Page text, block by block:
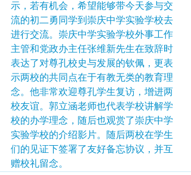
示，若有机会，希望能够带今天参与交
流的初二勇同学到崇庆中学实验学校去
进行交流。崇庆中学实验学校外事工作
主管和党政办主任张维新先生在致辞时
表达了对尊孔校史与发展的钦佩，更表
示两校的共同点在于有教无类的教育理
念。他非常欢迎尊孔学生复访，增进两
校友谊。郭立涵老师也代表学校讲解学
校的办学理念，随后也观赏了崇庆中学
实验学校的介绍影片。随后两校在学生
们的见证下签署了友好备忘协议，并互
赠校礼留念。